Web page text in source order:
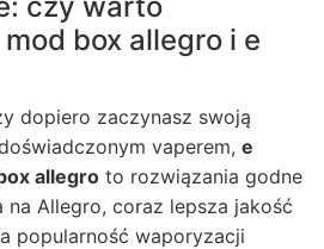
box allegro i e
dopiero zaczynasz swoją
vaperem, e
allegro to rozwiązania godne
Allegro, coraz lepsza jakość
popularność waporyzacji